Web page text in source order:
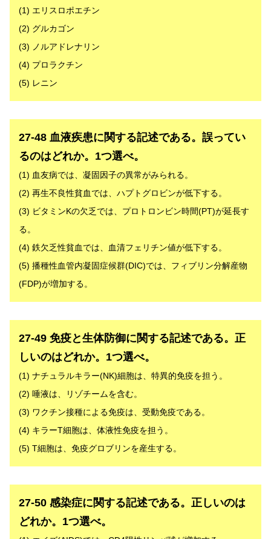
(1) エリスロポエチン
(2) グルカゴン
(3) ノルアドレナリン
(4) プロラクチン
(5) レニン
解答
27-48 血液疾患に関する記述である。誤ってい
るのはどれか。1つ選べ。
(1) 血友病では、凝固因子の異常がみられる。
(2) 再生不良性貧血では、ハプトグロビンが低下する。
(3) ビタミンKの欠乏では、プロトロンビン時間(PT)が延長す
る。
(4) 鉄欠乏性貧血では、血清フェリチン値が低下する。
(5) 播種性血管内凝固症候群(DIC)では、フィブリン分解産物
(FDP)が増加する。
解答
27-49 免疫と生体防御に関する記述である。正
しいのはどれか。1つ選べ。
(1) ナチュラルキラー(NK)細胞は、特異的免疫を担う。
(2) 唾液は、リゾチームを含む。
(3) ワクチン接種による免疫は、受動免疫である。
(4) キラーT細胞は、体液性免疫を担う。
(5) T細胞は、免疫グロブリンを産生する。
解答
27-50 感染症に関する記述である。正しいのは
どれか。1つ選べ。